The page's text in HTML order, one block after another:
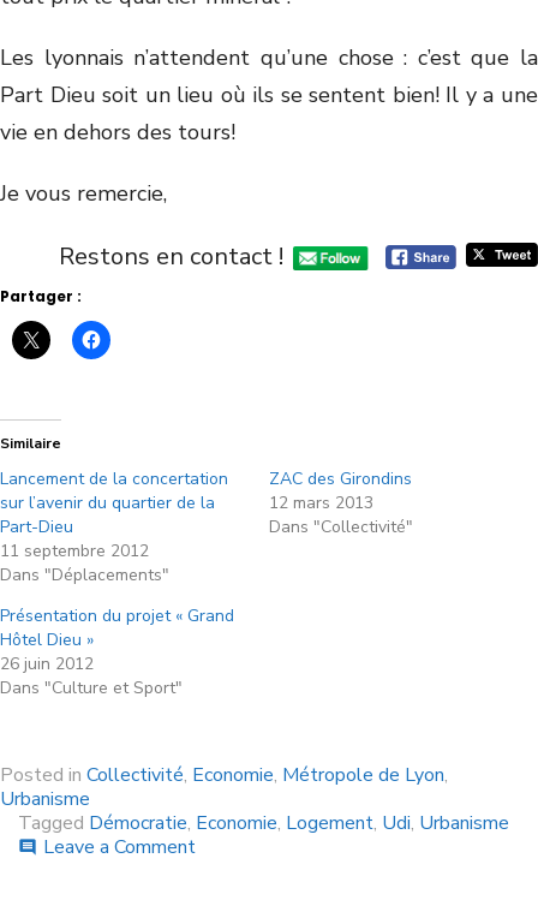
Les lyonnais n’attendent qu’une chose : c’est que la
Part Dieu soit un lieu où ils se sentent bien! Il y a une
vie en dehors des tours!
Je vous remercie,
Restons en contact !
Partager :
Similaire
Lancement de la concertation
sur l’avenir du quartier de la
Part-Dieu
11 septembre 2012
Dans "Déplacements"
ZAC des Girondins
12 mars 2013
Dans "Collectivité"
Présentation du projet « Grand
Hôtel Dieu »
26 juin 2012
Dans "Culture et Sport"
Posted in Collectivité, Economie, Métropole de Lyon,
Urbanisme
Tagged Démocratie, Economie, Logement, Udi, Urbanisme
comment Leave a Comment